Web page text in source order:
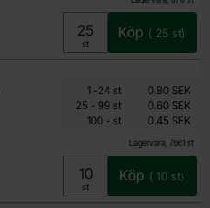
Enhet:
st
Köp ( 25 st)
Lagervara, 7661 st
Från
0.45 SEK
Inklusive 25% moms
Enhet:
st
Köp ( 10 st)
Mängdrabatt
Pris /st
1 -till
24 st
0.80 SEK
25 - till
99 st
0.60 SEK
100 - till
st 0.45 SEK